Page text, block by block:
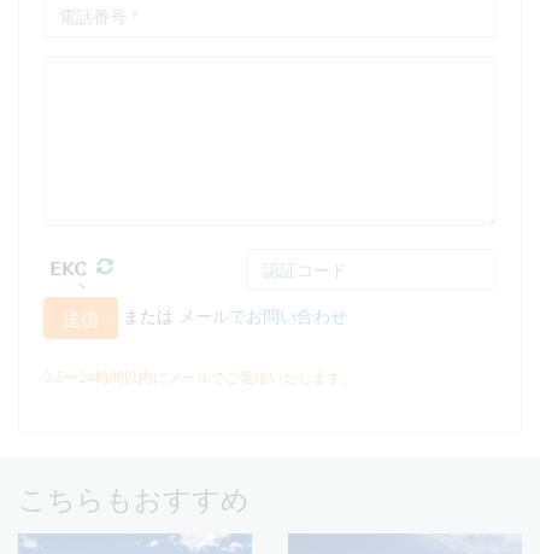
送信 または メールでお問い合わせ
0.5〜24時間以内にメールでご返信いたします。
こちらもおすすめ